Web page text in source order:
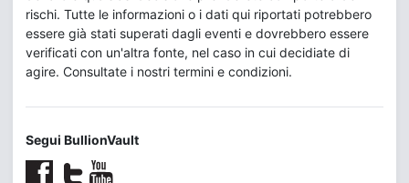
rischi. Tutte le informazioni o i dati qui riportati potrebbero
essere già stati superati dagli eventi e dovrebbero essere
verificati con un'altra fonte, nel caso in cui decidiate di
agire. Consultate i nostri termini e condizioni.
Segui BullionVault